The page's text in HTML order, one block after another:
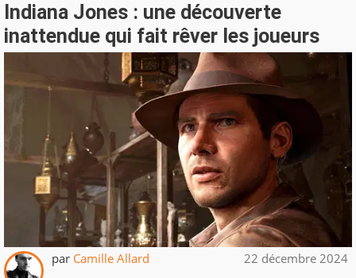
Indiana Jones : une découverte
inattendue qui fait rêver les joueurs
par Camille Allard 22 décembre 2024